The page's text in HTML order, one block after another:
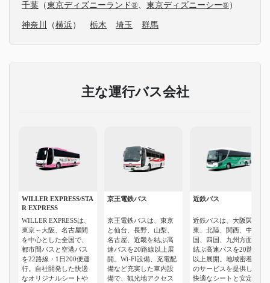
千葉 （東京ディズニーランド®、 東京ディズニーシー® ）
神奈川 （横浜） 栃木 埼玉 群馬
主な運行バス会社
WILLER EXPRESS/STA
R EXPRESS
WILLER EXPRESSは、
東京～大阪、名古屋間
を中心とした全国で、
都市間バスと空港バス
を22路線・1日200便運
行。自社開発した快適
なオリジナルシートや
京王電鉄バス
京王電鉄バスは、東京
と仙台、長野、山梨、
名古屋、近畿を結ぶ高
速バスを20路線以上展
開。Wi-FI設備、充電配
備など充実した車内設
備で、観光地アクセス
近鉄バス
近鉄バスは、大阪関
東、北陸、関西、中
国、四国、九州方面を
結ぶ高速バスを20路線
以上展開。地域密着型
のサービスを提供し、
快適なシートと安定し